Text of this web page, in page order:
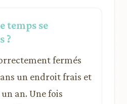
temps se
?
fermés
un endroit frais et
an. Une fois